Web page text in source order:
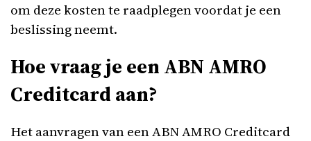
om deze kosten te raadplegen voordat je een
beslissing neemt.
Hoe vraag je een ABN AMRO
Creditcard aan?
Het aanvragen van een ABN AMRO Creditcard